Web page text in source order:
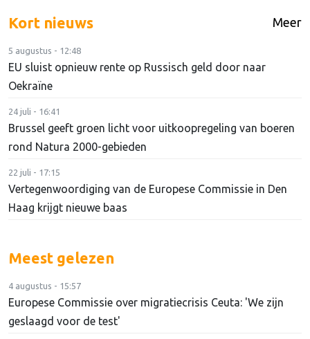
Kort nieuws Meer
5 augustus - 12:48
EU sluist opnieuw rente op Russisch geld door naar
Oekraïne
24 juli - 16:41
Brussel geeft groen licht voor uitkoopregeling van boeren
rond Natura 2000-gebieden
22 juli - 17:15
Vertegenwoordiging van de Europese Commissie in Den
Haag krijgt nieuwe baas
Meest gelezen
4 augustus - 15:57
Europese Commissie over migratiecrisis Ceuta: 'We zijn
geslaagd voor de test'